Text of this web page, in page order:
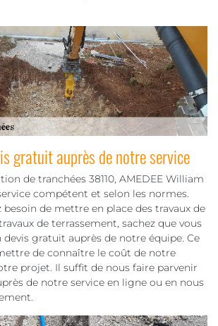
gratuit auprès de notre service
de tranchées 38110, AMEDEE William
compétent et selon les normes.
besoin de mettre en place des travaux de
de terrassement, sachez que vous
gratuit auprès de notre équipe. Ce
de connaître le coût de notre
projet. Il suffit de nous faire parvenir
de notre service en ligne ou en nous